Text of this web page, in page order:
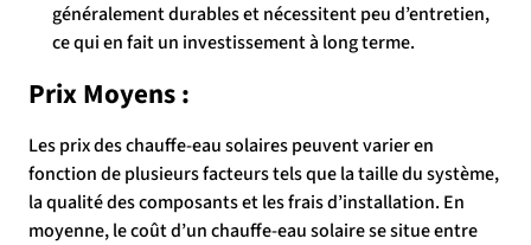
généralement durables et nécessitent peu d’entretien,
ce qui en fait un investissement à long terme.
Prix Moyens :
Les prix des chauffe-eau solaires peuvent varier en
fonction de plusieurs facteurs tels que la taille du système,
la qualité des composants et les frais d’installation. En
moyenne, le coût d’un chauffe-eau solaire se situe entre